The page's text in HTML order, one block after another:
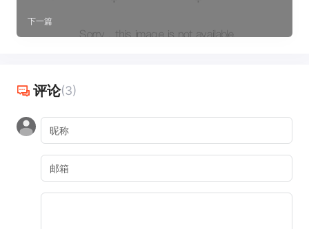
下一篇
评论(3)